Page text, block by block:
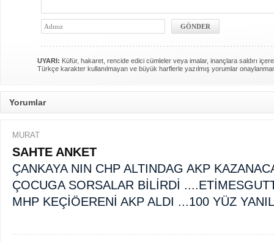
UYARI: Küfür, hakaret, rencide edici cümleler veya imalar, inançlara saldırı
Türkçe karakter kullanılmayan ve büyük harflerle yazılmış yorumlar
Yorumlar
MURAT
SAHTE ANKET
ÇANKAYA NIN CHP ALTINDAG AKP
ÇOCUGA SORSALAR BİLİRDİ
MHP KEÇİÖERENİ AKP ALDI ...100 YÜZ